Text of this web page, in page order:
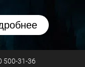
500-31-36